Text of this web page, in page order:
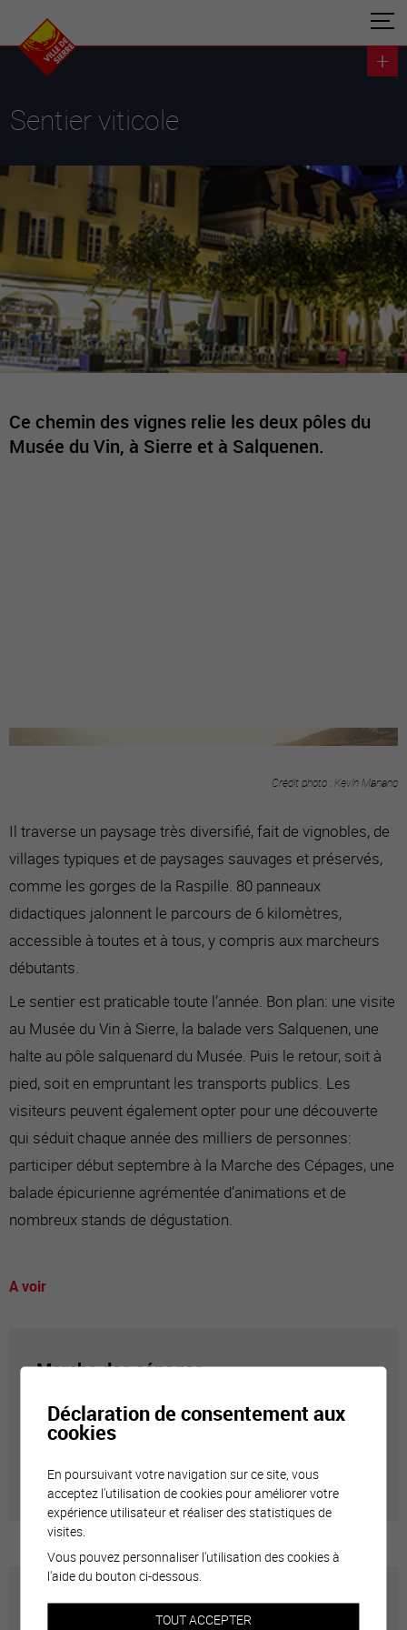
Sentier viticole
Ce chemin des vignes relie les deux pôles du
Musée du Vin, à Sierre et à Salquenen.
Crédit photo : Kevin Manand
Il traverse un paysage très diversifié, fait de vignobles, de
villages typiques et de paysages sauvages et préservés,
comme les gorges de la Raspille. 80 panneaux
didactiques jalonnent le parcours de 6 kilomètres,
accessible à toutes et à tous, y compris aux marcheurs
débutants.
Le sentier est praticable toute l’année. Bon plan: une visite
au Musée du Vin à Sierre, la balade vers Salquenen, une
halte au pôle salquenard du Musée. Puis le retour, soit à
pied, soit en empruntant les transports publics. Les
visiteurs peuvent également opter pour une découverte
qui séduit chaque année des milliers de personnes:
participer début septembre à la Marche des Cépages, une
balade épicurienne agrémentée d’animations et de
nombreux stands de dégustation.
A voir
Marche des cépages
Des dégustations, des animations, des paysages...
La Marche se découvre piano, au rythme des pas et
Musée du Vin
Déclaration de consentement aux
cookies
En poursuivant votre navigation sur ce site, vous
acceptez l'utilisation de cookies pour améliorer votre
expérience utilisateur et réaliser des statistiques de
visites.
Vous pouvez personnaliser l'utilisation des cookies à
l'aide du bouton ci-dessous.
TOUT ACCEPTER